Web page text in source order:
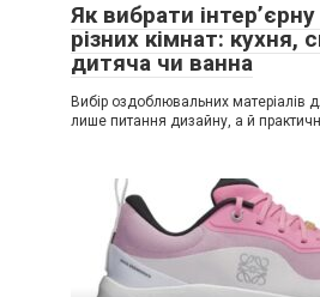
Як вибрати
різних кімнат: кухня,
дитяча чи ванна
Вибір оздоблювальних матеріалів
лише питання дизайну, а й